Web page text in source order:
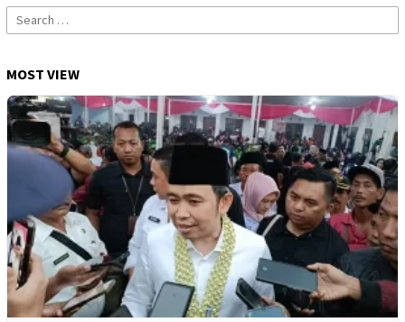
Search
for:
MOST VIEW